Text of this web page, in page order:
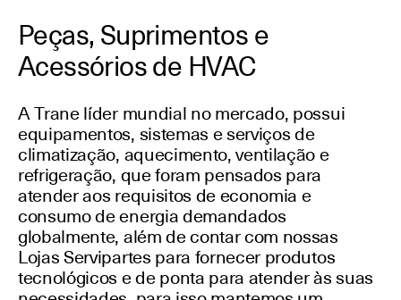
Peças, Suprimentos e
Acessórios de HVAC
A Trane líder mundial no mercado, possui
equipamentos, sistemas e serviços de
climatização, aquecimento, ventilação e
refrigeração, que foram pensados ​​para
atender aos requisitos de economia e
consumo de energia demandados
globalmente, além de contar com nossas
Lojas Servipartes para fornecer produtos
tecnológicos e de ponta para atender às suas